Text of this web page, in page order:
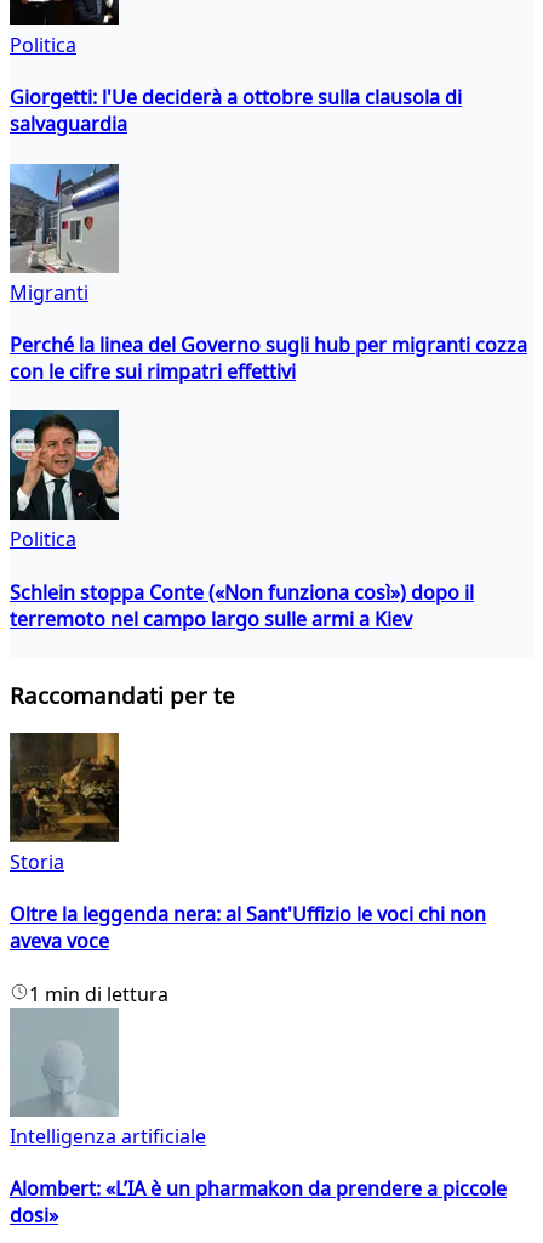
Politica
Giorgetti: l'Ue deciderà a ottobre sulla clausola di
salvaguardia
Migranti
Perché la linea del Governo sugli hub per migranti cozza
con le cifre sui rimpatri effettivi
Politica
Schlein stoppa Conte («Non funziona così») dopo il
terremoto nel campo largo sulle armi a Kiev
Raccomandati per te
Storia
Oltre la leggenda nera: al Sant'Uffizio le voci chi non
aveva voce
1 min di lettura
Intelligenza artificiale
Alombert: «L’IA è un pharmakon da prendere a piccole
dosi»